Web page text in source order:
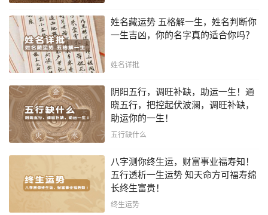
姓名藏运势 五格解一生，姓名判断你
一生吉凶，你的名字真的适合你吗？
姓名详批
阴阳五行，调旺补缺，助运一生！通
晓五行，把控起伏波澜，调旺补缺，
助运你的一生！
五行缺什么
八字测你终生运，财富事业福寿知！
五行透析一生运势 知天命方可福寿绵
长终生富贵！
终生运势